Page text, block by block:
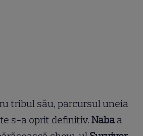
tribul său, parcursul uneia
s-a oprit definitiv.Naba a